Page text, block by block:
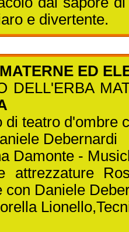
e divertente.
ED
DELL'ERBA
di teatro d'ombre
Debernardi
Damonte -
attrezzature
con Daniele